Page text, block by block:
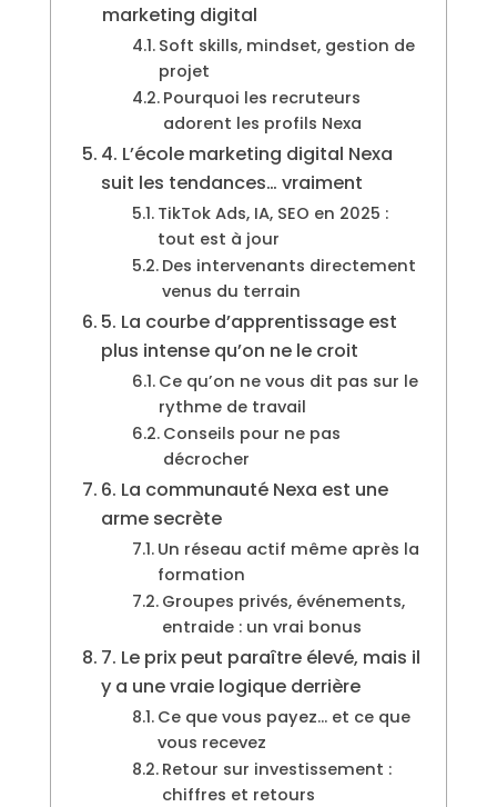
marketing digital
Soft skills, mindset, gestion de
projet
Pourquoi les recruteurs
adorent les profils Nexa
4. L’école marketing digital Nexa
suit les tendances… vraiment
TikTok Ads, IA, SEO en 2025 :
tout est à jour
Des intervenants directement
venus du terrain
5. La courbe d’apprentissage est
plus intense qu’on ne le croit
Ce qu’on ne vous dit pas sur le
rythme de travail
Conseils pour ne pas
décrocher
6. La communauté Nexa est une
arme secrète
Un réseau actif même après la
formation
Groupes privés, événements,
entraide : un vrai bonus
7. Le prix peut paraître élevé, mais il
y a une vraie logique derrière
Ce que vous payez… et ce que
vous recevez
Retour sur investissement :
chiffres et retours